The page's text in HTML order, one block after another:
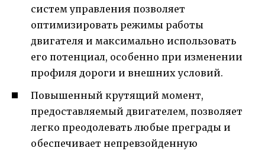
систем управления позволяет
оптимизировать режимы работы
двигателя и максимально использовать
его потенциал, особенно при изменении
профиля дороги и внешних условий.
Повышенный крутящий момент,
предоставляемый двигателем, позволяет
легко преодолевать любые преграды и
обеспечивает непревзойденную